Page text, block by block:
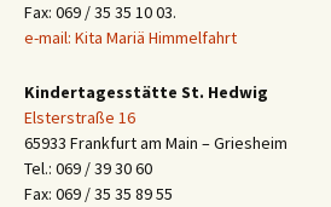
Fax: 069 / 35 35 10 03.
e-mail: Kita Mariä Himmelfahrt
Kindertagesstätte St. Hedwig
Elsterstraße 16
65933 Frankfurt am Main – Griesheim
Tel.: 069 / 39 30 60
Fax: 069 / 35 35 89 55